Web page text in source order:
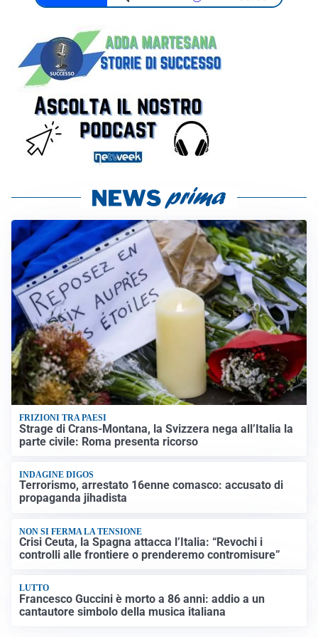
FRIZIONI TRA PAESI
Strage di Crans-Montana, la Svizzera nega all’Italia la
parte civile: Roma presenta ricorso
INDAGINE DIGOS
Terrorismo, arrestato 16enne comasco: accusato di
propaganda jihadista
NON SI FERMA LA TENSIONE
Crisi Ceuta, la Spagna attacca l’Italia: “Revochi i
controlli alle frontiere o prenderemo contromisure”
LUTTO
Francesco Guccini è morto a 86 anni: addio a un
cantautore simbolo della musica italiana